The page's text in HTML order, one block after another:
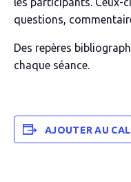
questions,
Des repères
chaque séance.
AJOUTER AU